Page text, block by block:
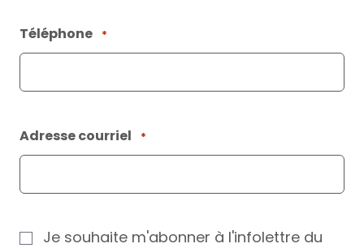
Téléphone *
Adresse courriel *
Abonnement
Je souhaite m'abonner à l'infolettre du